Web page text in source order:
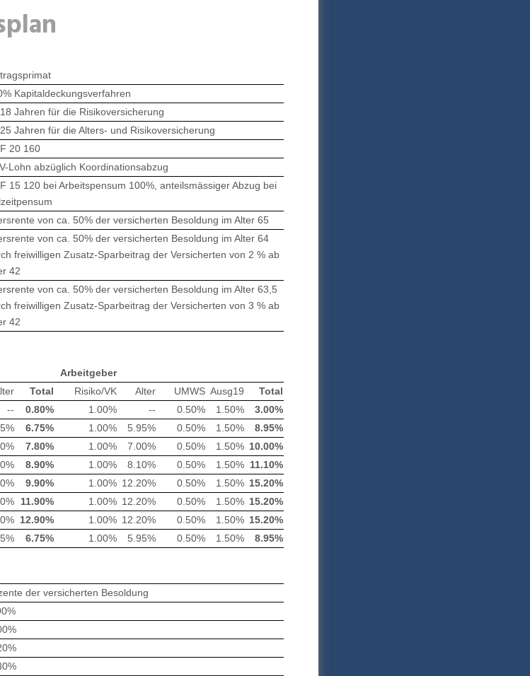
Kapitaldeckungsverfahren
Jahren für die Risikoversicherung
Jahren für die Alters- und Risikoversicherung
20 160
Lohn abzüglich Koordinationsabzug
15 120 bei Arbeitspensum 100%, anteilsmässiger Abzug bei
von ca. 50% der versicherten Besoldung im Alter 65
von ca. 50% der versicherten Besoldung im Alter 64
freiwilligen Zusatz-Sparbeitrag der Versicherten von 2 % ab
42
von ca. 50% der versicherten Besoldung im Alter 63,5
freiwilligen Zusatz-Sparbeitrag der Versicherten von 3 % ab
42
Arbeitgeber
Total Risiko/VK Alter UMWS Ausg19
Total
-- 0.80% 1.00% -- 0.50% 1.50%
3.00%
6.75% 1.00% 5.95% 0.50% 1.50%
8.95%
7.80% 1.00% 7.00% 0.50% 1.50% 10.00%
8.90% 1.00% 8.10% 0.50% 1.50% 11.10%
9.90% 1.00% 12.20% 0.50% 1.50% 15.20%
11.90% 1.00% 12.20% 0.50% 1.50% 15.20%
12.90% 1.00% 12.20% 0.50% 1.50% 15.20%
6.75% 1.00% 5.95% 0.50% 1.50% 8.95%
der versicherten Besoldung